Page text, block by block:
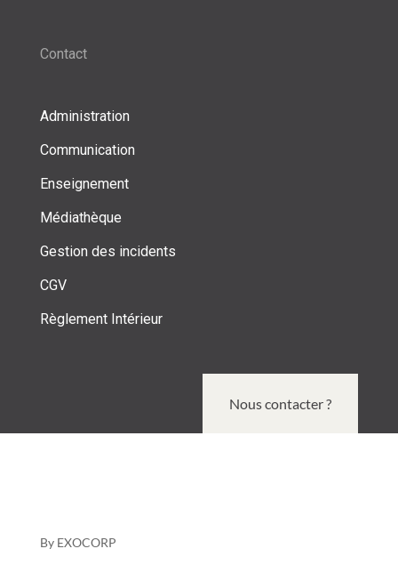
Contact
Administration
Communication
Enseignement
Médiathèque
Gestion des incidents
CGV
Règlement Intérieur
Nous contacter ?
By EXOCORP